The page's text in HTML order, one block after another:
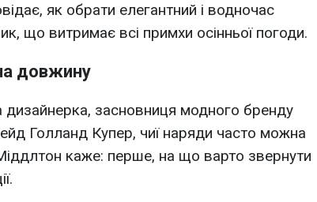
як обрати елегантний і водночас
що витримає всі примхи осінньої погоди.
довжину
дизайнерка, засновниця модного бренду
Голланд Купер, чиї наряди часто можна
каже: перше, на що варто звернути